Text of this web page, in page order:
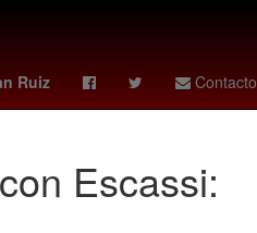
Ruiz Contacto
26 de julio
Escassi: